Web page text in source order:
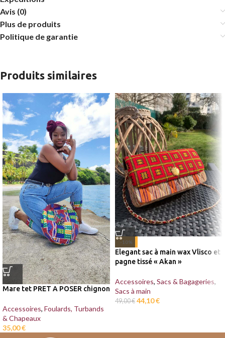
Avis (0)
Plus de produits
Politique de garantie
Produits similaires
Mare tet PRET A POSER chignon
Accessoires, Foulards, Turbands
& Chapeaux
35,00€
-10%
Elegant sac à main wax Vlisco et
pagne tissé « Akan »
Accessoires, Sacs & Bagageries,
Sacs à main
49,00€ 44,10€